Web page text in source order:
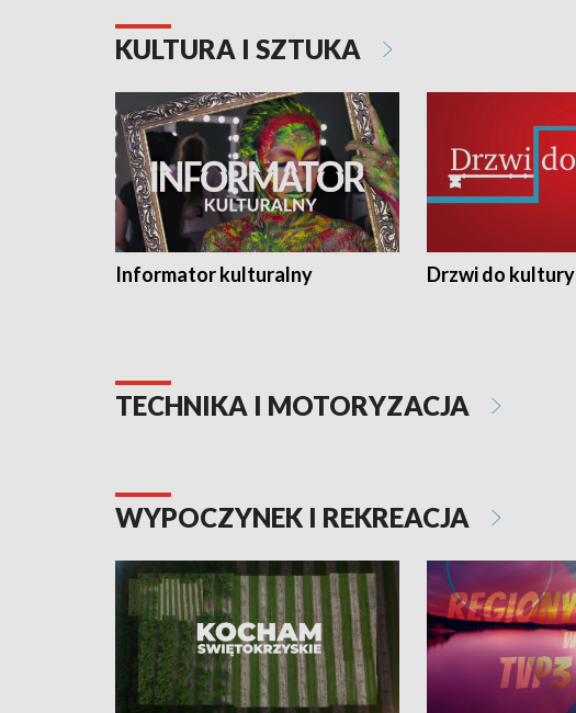
KULTURA I SZTUKA
Informator kulturalny Drzwi do kultury
TECHNIKA I MOTORYZACJA
WYPOCZYNEK I REKREACJA